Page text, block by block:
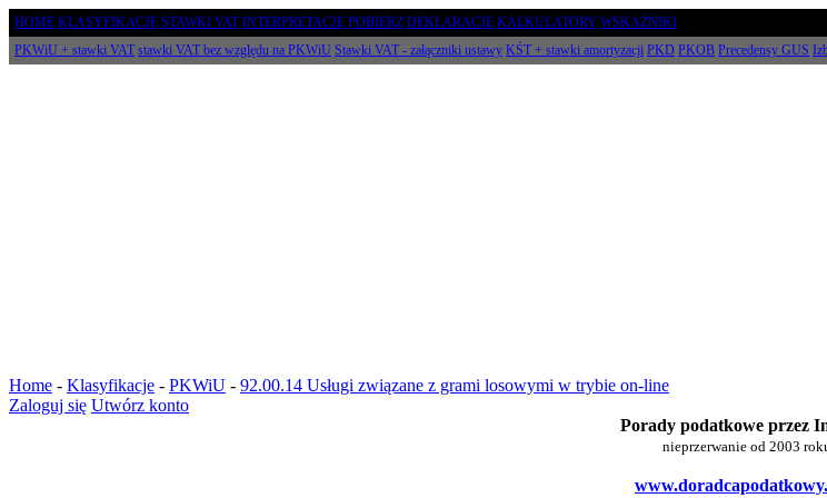
HOME KLASYFIKACJE STAWKI VAT INTERPRETACJE POBIERZ DEKLARACJE KALKULATORY WSKAŹNIKI
PKWiU + stawki VAT stawki VAT bez względu na PKWiU Stawki VAT - załączniki ustawy KŚT + stawki amortyzacji PKD PKOB Precedensy GUS
Home - Klasyfikacje - PKWiU - 92.00.14 Usługi związane z grami losowymi w trybie on-line
Zaloguj się Utwórz konto
Porady podatkowe przez
nieprzerwanie od 2003